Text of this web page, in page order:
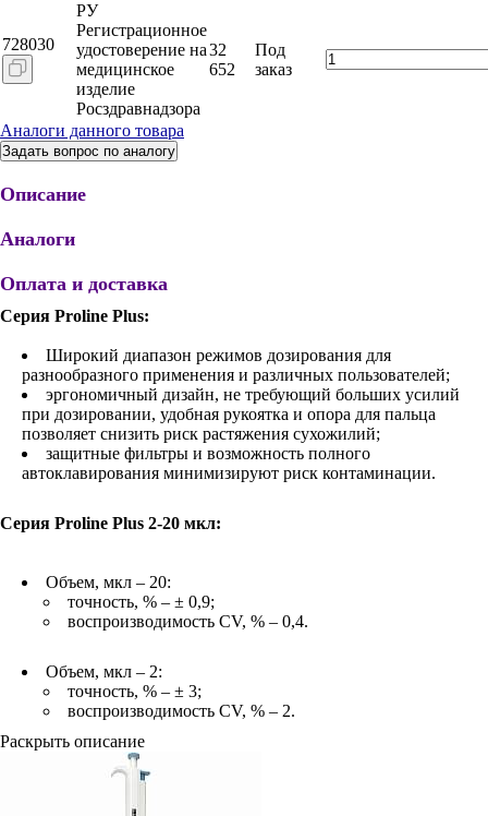
728030
РУ
Регистрационное
удостоверение на
медицинское
изделие
Росздравнадзора
32
652
Под
заказ
Аналоги данного товара
Задать вопрос по аналогу
Описание
Аналоги
Оплата и доставка
Серия Proline Plus:
Широкий диапазон режимов дозирования для
разнообразного применения и различных пользователей;
эргономичный дизайн, не требующий больших усилий
при дозировании, удобная рукоятка и опора для пальца
позволяет снизить риск растяжения сухожилий;
защитные фильтры и возможность полного
автоклавирования минимизируют риск контаминации.
Серия Proline Plus 2-20 мкл:
Объем, мкл – 20:
точность, % – ± 0,9;
воспроизводимость CV, % – 0,4.
Объем, мкл – 2:
точность, % – ± 3;
воспроизводимость CV, % – 2.
Раскрыть описание